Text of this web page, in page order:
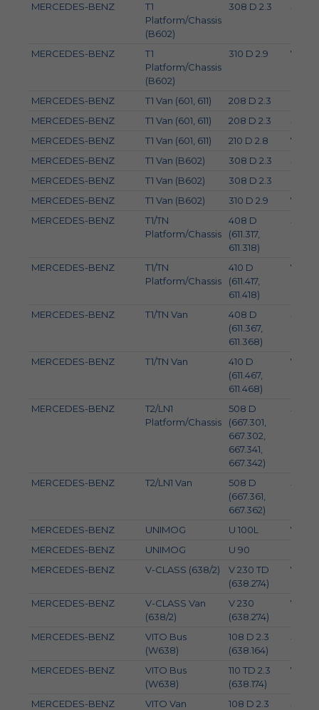
MERCEDES-BENZ
T1
Platform/Chassis
(B602)
308 D 2.3 58
MERCEDES-BENZ
T1
Platform/Chassis
(B602)
310 D 2.9 70
MERCEDES-BENZ T1 Van (601, 611) 208 D 2.3
MERCEDES-BENZ
T1 Van (601, 611) 208 D 2.3
58
MERCEDES-BENZ
T1 Van (601, 611) 210 D 2.8
70
MERCEDES-BENZ
T1 Van (B602) 308 D 2.3
58
MERCEDES-BENZ
T1 Van (B602) 308 D 2.3
MERCEDES-BENZ
T1 Van (B602) 310 D 2.9
72
MERCEDES-BENZ
T1/TN
Platform/Chassis
408 D
(611.317,
611.318)
58
MERCEDES-BENZ
T1/TN
Platform/Chassis
410 D
(611.417,
611.418)
70
MERCEDES-BENZ T1/TN Van
408 D
(611.367,
611.368)
58
MERCEDES-BENZ T1/TN Van
410 D
(611.467,
611.468)
70
MERCEDES-BENZ
T2/LN1
Platform/Chassis
508 D
(667.301,
667.302,
667.341,
667.342)
58
MERCEDES-BENZ T2/LN1 Van
508 D
(667.361,
667.362)
58
MERCEDES-BENZ UNIMOG U 100L
71
MERCEDES-BENZ
UNIMOG U 90
MERCEDES-BENZ
V-CLASS (638/2)
V 230 TD
(638.274)
72
MERCEDES-BENZ
V-CLASS Van
(638/2)
V 230
(638.274)
72
MERCEDES-BENZ
VITO Bus
(W638)
108 D 2.3
(638.164)
58
MERCEDES-BENZ
VITO Bus
(W638)
110 TD 2.3
(638.174)
72
MERCEDES-BENZ
VITO Van
108 D 2.3
58